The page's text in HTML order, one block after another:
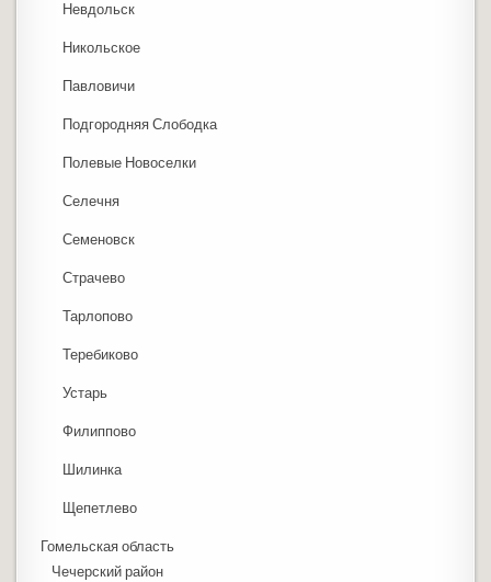
Невдольск
Никольское
Павловичи
Подгородняя Слободка
Полевые Новоселки
Селечня
Семеновск
Страчево
Тарлопово
Теребиково
Устарь
Филиппово
Шилинка
Щепетлево
Гомельская область
Чечерский район